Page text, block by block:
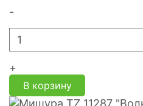
-
+
В корзину